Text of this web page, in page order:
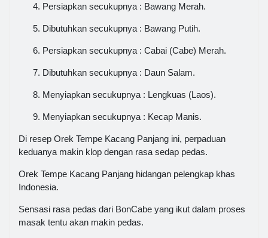
Persiapkan secukupnya : Bawang Merah.
Dibutuhkan secukupnya : Bawang Putih.
Persiapkan secukupnya : Cabai (Cabe) Merah.
Dibutuhkan secukupnya : Daun Salam.
Menyiapkan secukupnya : Lengkuas (Laos).
Menyiapkan secukupnya : Kecap Manis.
Di resep Orek Tempe Kacang Panjang ini, perpaduan
keduanya makin klop dengan rasa sedap pedas.
Orek Tempe Kacang Panjang hidangan pelengkap khas
Indonesia.
Sensasi rasa pedas dari BonCabe yang ikut dalam proses
masak tentu akan makin pedas.